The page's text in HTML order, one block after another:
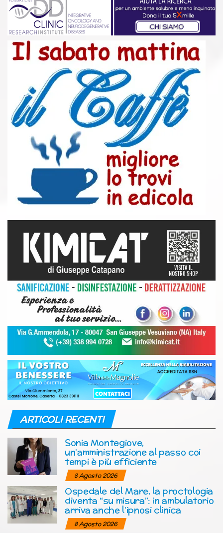
ARTICOLI RECENTI
Sonia Montegiove,
un’amministrazione al passo coi
tempi è più efficiente
8 Agosto 2026
Ospedale del Mare, la proctologia
diventa “su misura”: in ambulatorio
arriva anche l’ipnosi clinica
8 Agosto 2026